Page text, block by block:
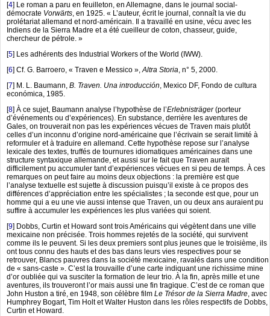
[4] Le roman a paru en feuilleton, en Allemagne, dans le journal social-
démocrate Vorwärts, en 1925. « L’auteur, écrit le journal, connaît la vie du
prolétariat allemand et nord-américain. Il a travaillé en usine, vécu avec les
Indiens de la Sierra Madre et a été cueilleur de coton, chasseur, guide,
chercheur de pétrole. »
[5] Les adhérents des Industrial Workers of the World (IWW).
[6] Cf. G. Barroero, « Traven e Messico »,Altra Storia, n° 5, 2000.
[7] M. L. Baumann, B. Traven. Una introducción, Mexico DF, Fondo de cultura
económica, 1985.
[8] À ce sujet, Baumann analyse l’hypothèse de l’Erlebnisträger(porteur
d’événements ou d’expériences). En substance, derrière les aventures de
Gales, on trouverait non pas les expériences vécues de Traven mais plutôt
celles d’un inconnu d’origine nord-américaine que l’écrivain se serait limité à
reformuler et à traduire en allemand. Cette hypothèse repose sur l’analyse
lexicale des textes, truffés de tournures idiomatiques américaines dans une
structure syntaxique allemande, et aussi sur le fait que Traven aurait
difficilement pu accumuler tant d’expériences vécues en si peu de temps. À ces
remarques on peut faire au moins deux objections : la première est que
l’analyse textuelle est sujette à discussion puisqu’il existe à ce propos des
différences d’appréciation entre les spécialistes ; la seconde est que, pour un
homme qui a eu une vie aussi intense que Traven, un ou deux ans auraient pu
suffire à accumuler les expériences les plus variées qui soient.
[9] Dobbs, Curtin et Howard sont trois Américains qui végètent dans une ville
mexicaine non précisée. Trois hommes rejetés de la société, qui survivent
comme ils le peuvent. Si les deux premiers sont plus jeunes que le troisième, ils
ont tous connu des hauts et des bas dans leurs vies respectives pour se
retrouver, Blancs pauvres dans la société mexicaine, ravalés dans une condition
de « sans-caste ». C’est la trouvaille d’une carte indiquant une richissime mine
d’or oubliée qui va susciter la formation de leur trio. À la fin, après mille et une
aventures, ils trouveront l’or mais aussi une fin tragique. C’est de ce roman que
John Huston a tiré, en 1948, son célèbre film Le Trésor de la Sierra Madre, avec
Humphrey Bogart, Tim Holt et Walter Huston dans les rôles respectifs de Dobbs,
Curtin et Howard.